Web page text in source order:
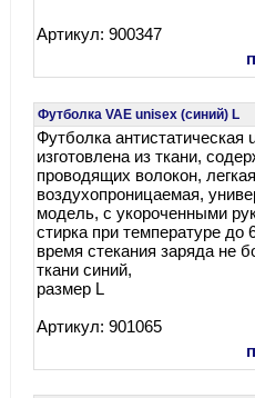
Артикул: 900347
Футболка VAE unisex (синий) L
Футболка антистатическая
изготовлена из ткани,
проводящих волокон,
воздухопроницаемая,
модель, с укороченными
стирка при температуре до
время стекания заряда не
ткани синий,
размер L
Артикул: 901065